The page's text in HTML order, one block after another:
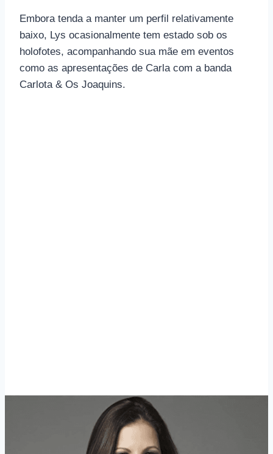
Embora tenda a manter um perfil relativamente
baixo, Lys ocasionalmente tem estado sob os
holofotes, acompanhando sua mãe em eventos
como as apresentações de Carla com a banda
Carlota & Os Joaquins.